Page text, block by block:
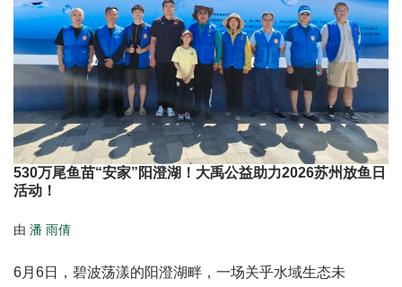
530万尾鱼苗“安家”阳澄湖！大禹公益助力2026苏州放鱼日
活动！
由 潘 雨倩
6月6日，碧波荡漾的阳澄湖畔，一场关乎水域生态未